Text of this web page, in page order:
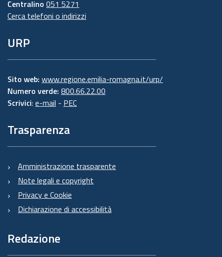
Centralino 051 5271
Cerca telefoni o indirizzi
URP
Sito web: www.regione.emilia-romagna.it/urp/
Numero verde: 800.66.22.00
Scrivici: e-mail - PEC
Trasparenza
Amministrazione trasparente
Note legali e copyright
Privacy e Cookie
Dichiarazione di accessibilità
Redazione